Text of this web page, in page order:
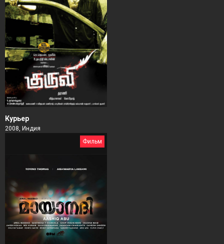
Курьер
2008, Индия
Фильм